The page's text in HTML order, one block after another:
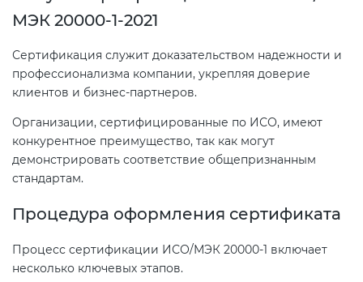
МЭК 20000-1-2021
Сертификация служит доказательством надежности и
профессионализма компании, укрепляя доверие
клиентов и бизнес-партнеров.
Организации, сертифицированные по ИСО, имеют
конкурентное преимущество, так как могут
демонстрировать соответствие общепризнанным
стандартам.
Процедура оформления сертификата
Процесс сертификации ИСО/МЭК 20000-1 включает
несколько ключевых этапов.